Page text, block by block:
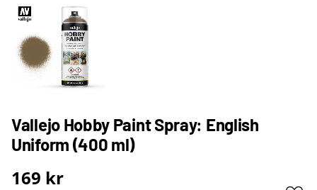
Vallejo Hobby Paint Spray: English
Uniform (400 ml)
169 kr